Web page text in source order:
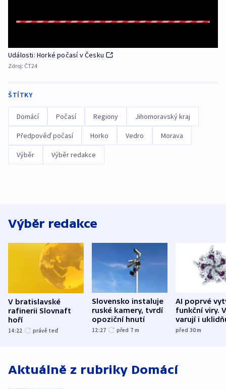
Události: Horké počasí v Česku
Zdroj: ČT24
ŠTÍTKY
Domácí Počasí Regiony Jihomoravský kraj
Předpověď počasí Horko Vedro Morava
Výběr Výběr redakce
Výběr redakce
V bratislavské
rafinerii Slovnaft
hoří
14:22 právě teď
Slovensko instaluje
ruské kamery, tvrdí
opoziční hnutí
12:27 před 7 m
AI poprvé
funkční viry.
varují i
před 30m
Aktuálně z rubriky Domácí